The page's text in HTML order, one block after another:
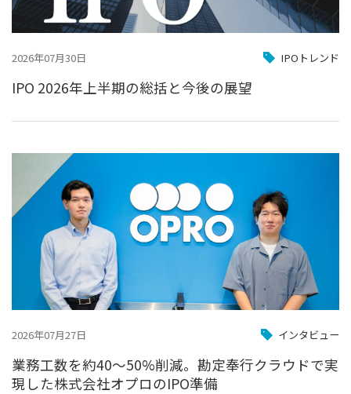
2026年07月30日 IPOトレンド
IPO 2026年上半期の総括と今後の展望
2026年07月27日 インタビュー
業務工数を約40〜50%削減。勘定奉行クラウドで実
現した株式会社オプロのIPO準備